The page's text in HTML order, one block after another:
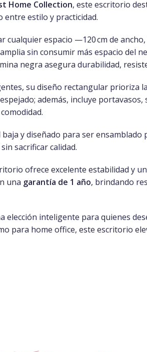
Home Collection, este escritorio
entre estilo y practicidad.
cualquier espacio —120 cm de
sin consumir más espacio del
negra asegura durabilidad,
su diseño rectangular prioriza
además, incluye
y diseñado para ser
sacrificar calidad.
ofrece excelente estabilidad y
una garantía de 1 año, brindando
elección inteligente para quienes
para home office, este escritorio